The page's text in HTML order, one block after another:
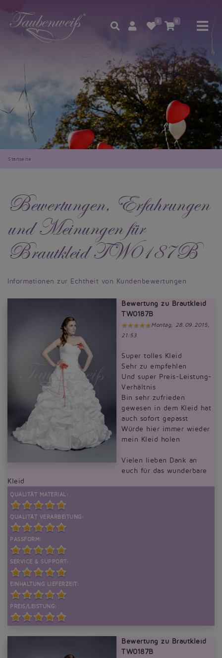
0 0
Startseite
Bewertungen, Erfahrungen
und Meinungen für
Brautkleid TW0187B
Informationen zur Echtheit von Kundenbewertungen
Bewertung zu Brautkleid
TW0187B
Montag, 28.09.2015,
21:53
Super tolles Kleid
Sehr zu empfehlen
Und super Preis-Leistung-
Verhältnis
Bin sehr zufrieden
gewesen in dem Kleid hat
auch sofort gepasst
Würde hier immer wieder
mein Kleid holen
Vielen lieben Dank an
euch für das wunderbare
Kleid
QUALITÄT MATERIAL:
QUALITÄT VERARBEITUNG:
PASSFORM:
SERVICE & SUPPORT:
EINHALTUNG LIEFERZEIT:
PREIS/LEISTUNG:
Bewertung zu Brautkleid
TW0187B